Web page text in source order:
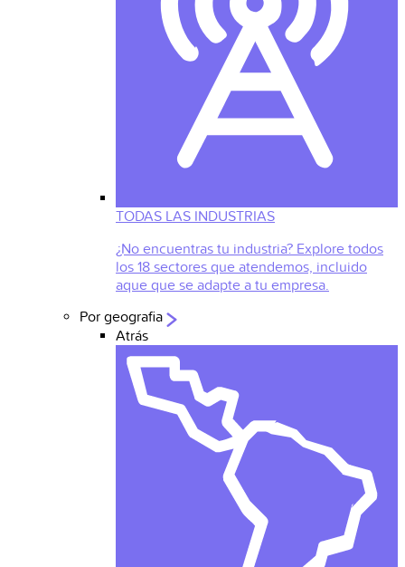
TODAS LAS INDUSTRIAS
¿No encuentras tu industria? Explore todos
los 18 sectores que atendemos, incluido
aque que se adapte a tu empresa.
Por geografia
Atrás